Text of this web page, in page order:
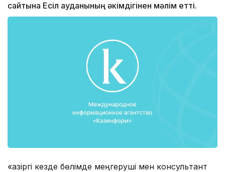
сайтына Есіл ауданының әкімдігінен мәлім етті.
«Қазіргі кезде бөлімде меңгеруші мен консультант